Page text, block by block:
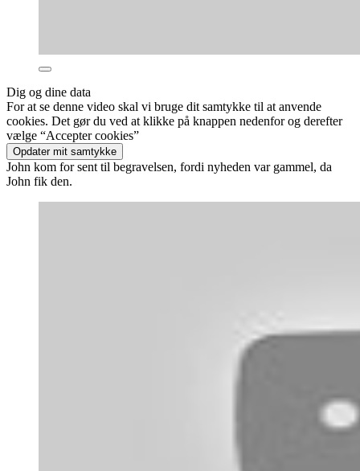
Dig og dine data
For at se denne video skal vi bruge dit samtykke til at anvende
cookies. Det gør du ved at klikke på knappen nedenfor og derefter
vælge “Accepter cookies”
Opdater mit samtykke
John kom for sent til begravelsen, fordi nyheden var gammel, da
John fik den.